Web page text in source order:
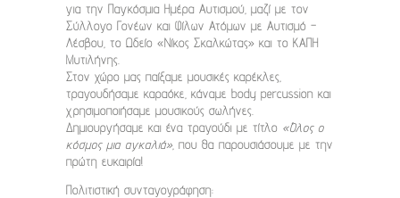
για την Παγκόσμια Ημέρα Αυτισμού, μαζί με τον
Σύλλογο Γονέων και Φίλων Ατόμων με Αυτισμό –
Λέσβου, το Ωδείο «Νίκος Σκαλκώτας» και το ΚΑΠΗ
Μυτιλήνης.
Στον χώρο μας παίξαμε μουσικές καρέκλες,
τραγουδήσαμε καραόκε, κάναμε body percussion και
χρησιμοποιήσαμε μουσικούς σωλήνες.
Δημιουργήσαμε και ένα τραγούδι με τίτλο «Όλος ο
κόσμος μια αγκαλιά» , που θα παρουσιάσουμε με την
πρώτη ευκαιρία!
Πολιτιστική συνταγογράφηση: